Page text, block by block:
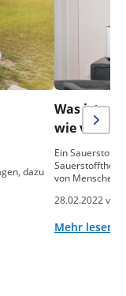
dazu
Was ist
wie
Ein
von Menschen…
28.02.2022 von
Mehr lesen